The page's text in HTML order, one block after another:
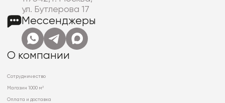
ул. Бутлерова 17
Мессенджеры
О компании
Сотрудничество
Магазин 1000 м²
Оплата и доставка